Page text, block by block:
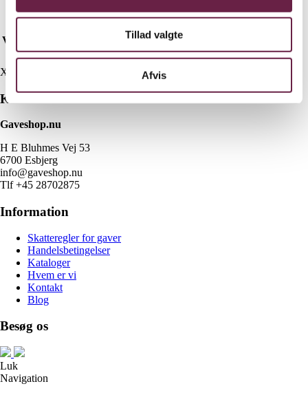
Tillad valgte
Afvis
Variant
Hvid 140 x 200, Hvid 140 x 220, Beige 140 x 200, Beige
X
Kontakt
Gaveshop.nu
H E Bluhmes Vej 53
6700 Esbjerg
info@gaveshop.nu
Tlf +45 28702875
Information
Skatteregler for gaver
Handelsbetingelser
Kataloger
Hvem er vi
Kontakt
Blog
Besøg os
Luk
Navigation